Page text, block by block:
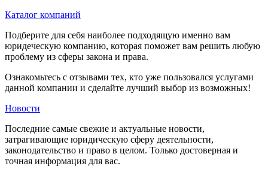
Каталог компаний
Подберите для себя наиболее подходящую именно вам
юридеческую компанию, которая поможет вам решить любую
проблему из сферы закона и права.
Ознакомьтесь с отзывами тех, кто уже пользовался услугами
данной компании и сделайте лучший выбор из возможных!
Новости
Последние самые свежие и актуальные новости,
затрагивающие юридическую сферу деятельности,
законодательство и право в целом. Только достоверная и
точная информация для вас.